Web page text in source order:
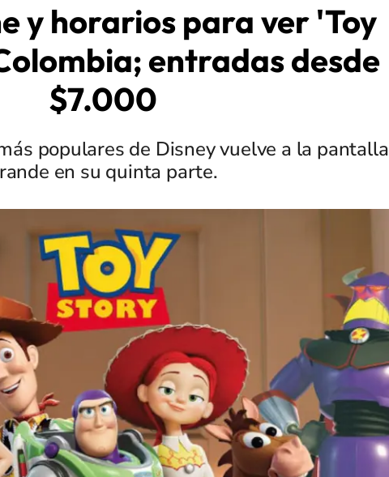
y horarios para ver 'Toy
entradas desde
$7.000
populares de Disney vuelve a la pantalla
en su quinta parte.